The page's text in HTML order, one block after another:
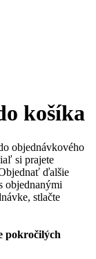
košíka
objednávkového
si prajete
ďalšie
objednanými
stlačte
pokročilých